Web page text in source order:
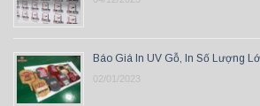
Báo Giá In UV Gỗ, In Số Lượng
02/01/2023